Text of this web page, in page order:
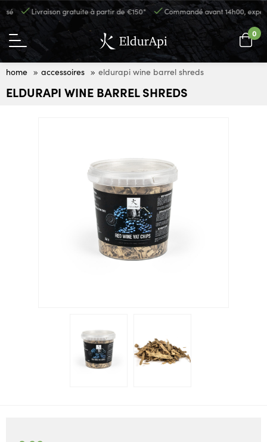
Livraison gratuite à partir de €150* Commandé avant 14h00,
0
home accessoires eldurapi wine barrel shreds
ELDURAPI WINE BARREL SHREDS